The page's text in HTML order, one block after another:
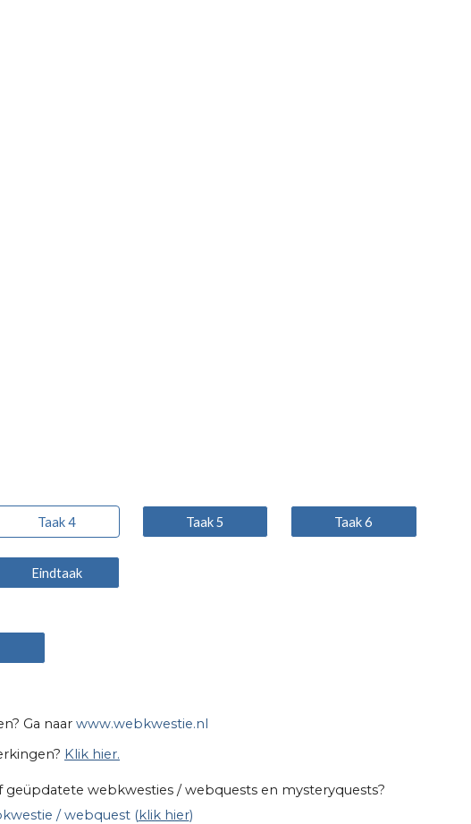
Taak 4
Eindtaak
Taak 5 Taak 6
Ga naar www.webkwestie.nl
Klik hier.
webkwesties / webquests en mysteryquests?
/ webquest (klik hier)